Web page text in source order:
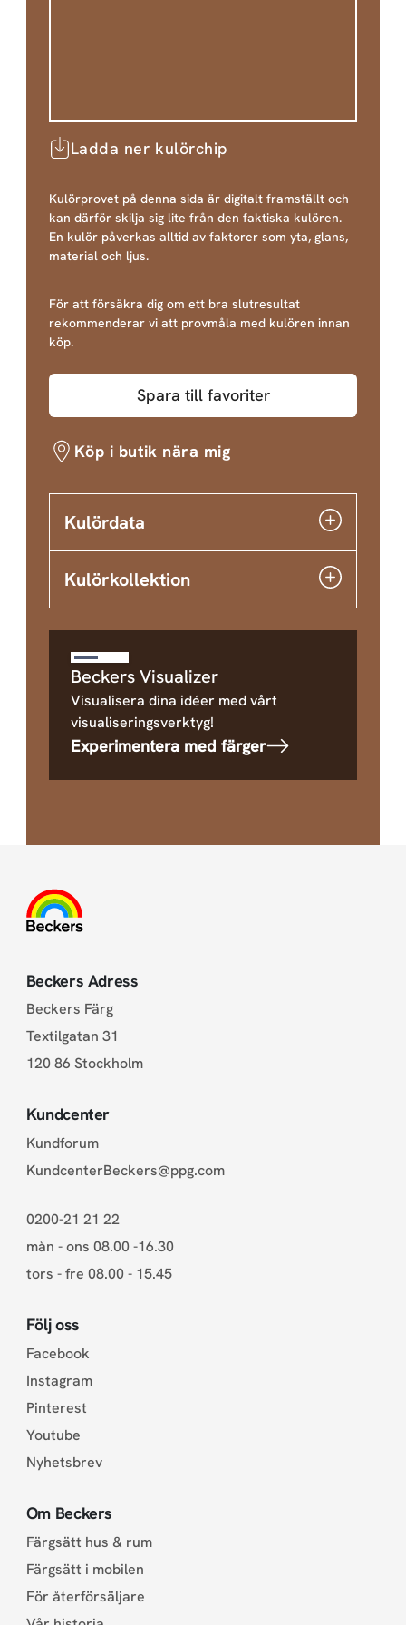
Ladda ner kulörchip
Kulörprovet på denna sida är digitalt framställt och
kan därför skilja sig lite från den faktiska kulören.
En kulör påverkas alltid av faktorer som yta, glans,
material och ljus.
För att försäkra dig om ett bra slutresultat
rekommenderar vi att provmåla med kulören innan
köp.
Spara till favoriter
Köp i butik nära mig
Kulördata
Kulörkollektion
Beckers Visualizer
Visualisera dina idéer med vårt
visualiseringsverktyg!
Experimentera med färger
Beckers Adress
Beckers Färg
Textilgatan 31
120 86 Stockholm
Kundcenter
Kundforum
KundcenterBeckers@ppg.com
0200-21 21 22
mån - ons 08.00 -16.30
tors - fre 08.00 - 15.45
Följ oss
Facebook
Instagram
Pinterest
Youtube
Nyhetsbrev
Om Beckers
Färgsätt hus & rum
Färgsätt i mobilen
För återförsäljare